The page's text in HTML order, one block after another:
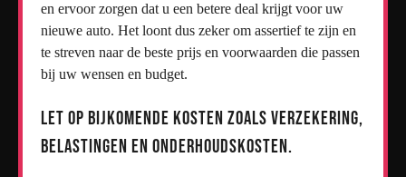
en ervoor zorgen dat u een betere deal krijgt voor uw
nieuwe auto. Het loont dus zeker om assertief te zijn en
te streven naar de beste prijs en voorwaarden die passen
bij uw wensen en budget.
Let op bijkomende kosten zoals verzekering,
belastingen en onderhoudskosten.